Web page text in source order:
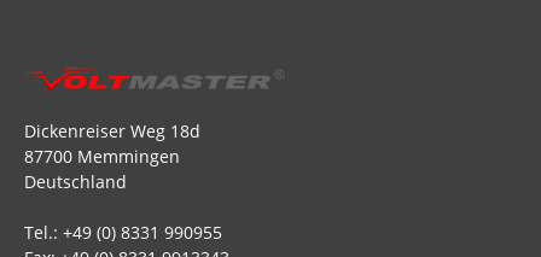
Dickenreiser Weg 18d
87700 Memmingen
Deutschland
Tel.: +49 (0) 8331 990955